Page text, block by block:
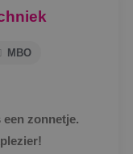
MBO
zonnetje.